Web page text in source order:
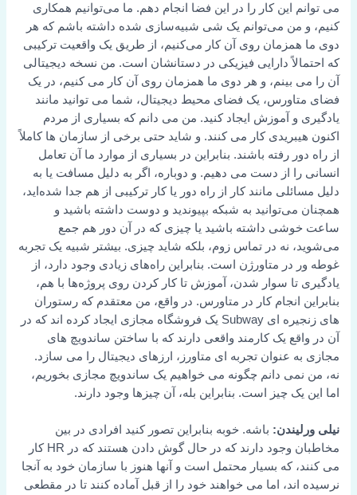
می توانم این کار را در این فضا انجام دهم. ما می‌توانیم همکاری
کنیم، و من می‌توانم یک شی شبیه‌سازی شده داشته باشم که هر
دوی ما همزمان روی آن کار می‌کنیم، از طریق یک واقعیت ترکیبی
که احتمالاً دارایی فیزیکی در دستانشان است. من نسخه دیجیتالی
آن را می بینم، و هر دوی ما همزمان روی آن کار می کنیم، در یک
فضای متاورس، یک فضای محیط دیجیتال، شما می توانید مانند
یادگیری و آموزش ایجاد کنید. من می دانم که بسیاری از مردم
اکنون هیبریدی کار می کنند. و شاید حتی برخی از سازمان ها کاملاً
از راه دور رفته باشند. بنابراین در بسیاری از موارد ما آن تعامل
انسانی را از دست می دهیم. و دوباره، اگر به دلیل مسافت یا به
دلیل مسائلی مانند کار از راه دور یا کار ترکیبی از هم جدا شده‌اید،
همچنان می‌توانید به شبکه بپیوندید و دوست داشته باشید و
ساعت خوشی داشته باشید یا چیزی که در آن دور هم جمع
می‌شوید، نه در تماس زوم، بلکه شاید چیزی. بیشتر شبیه یک تجربه
غوطه ور در متاورژن است. بنابراین راه‌های زیادی وجود دارد، از
یادگیری تا سوار شدن، آموزش تا کار کردن روی پروژه‌ها با هم،
بنابراین انجام کار در متاورس. در واقع، من معتقدم که رستوران
های زنجیره ای Subway یک فروشگاه مجازی ایجاد کرده اند که در
آن در واقع یک کارمند واقعی دارند که با ساختن ساندویچ های
مجازی به عنوان تجربه ای متاورز، ارزهای دیجیتال را می سازد.
نه، من نمی دانم چگونه می خواهیم یک ساندویچ مجازی بخوریم،
اما این یک چیز است. بنابراین بله، آن چیزها وجود دارند.
نیلی ورلیندن: باشه. خوبه بنابراین تصور کنید افرادی در بین
مخاطبان وجود دارند که در حال گوش دادن هستند که در HR کار
می کنند، که بسیار محتمل است و آنها هنوز با سازمان خود به آنجا
نرسیده اند، اما می خواهند خود را از قبل آماده کنند تا در مقطعی